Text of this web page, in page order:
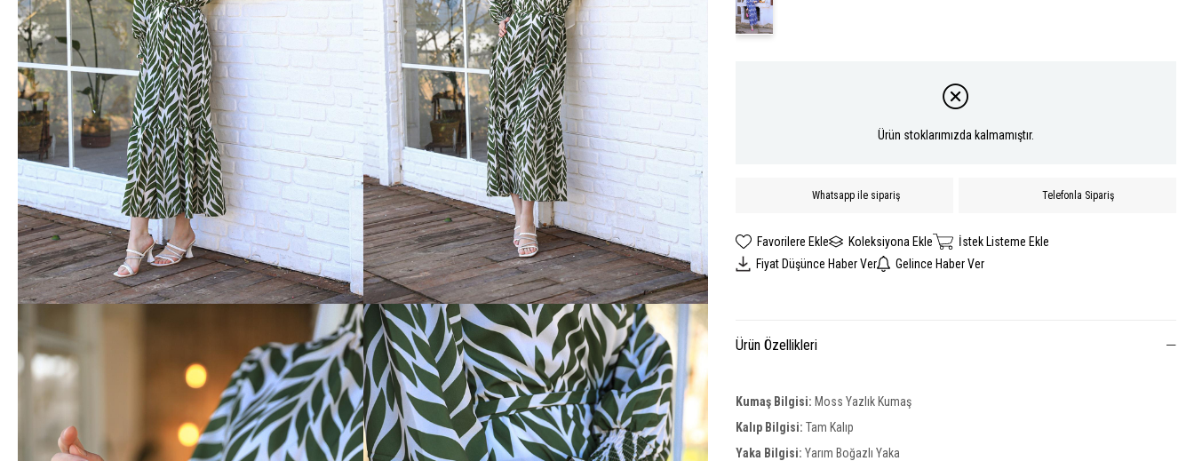
Ürün stoklarımızda kalmamıştır.
Whatsapp ile sipariş Telefonla Sipariş
Favorilere Ekle Koleksiyona Ekle
İstek Listeme Ekle
Fiyat Düşünce Haber Ver
Gelince Haber Ver
Ürün Özellikleri
Kumaş Bilgisi: Moss Yazlık Kumaş
Kalıp Bilgisi:Tam Kalıp
Yaka Bilgisi:Yarım BoğazlıYaka